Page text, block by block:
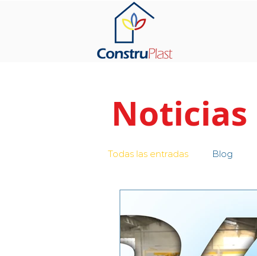
Noticias
Todas las entradas Blog